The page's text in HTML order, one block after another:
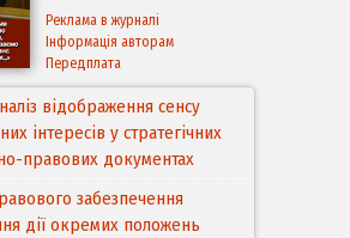
Реклама в журналі
Інформація авторам
Передплата
відображення сенсу
інтересів у стратегічних
правових документах
забезпечення
дії окремих положень